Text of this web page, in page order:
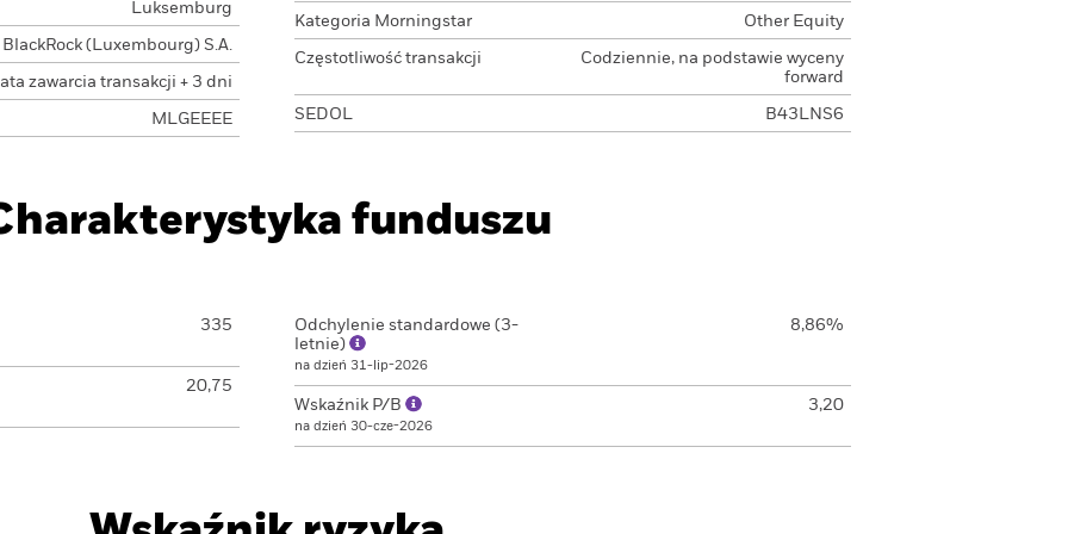
Luksemburg
BlackRock (Luxembourg) S.A.
zawarcia transakcji + 3 dni
MLGEEEE
Kategoria Morningstar Other Equity
Częstotliwość transakcji
Codziennie, na podstawie wyceny
forward
SEDOL B43LNS6
funduszu
335
20,75
Odchylenie standardowe (3-
letnie)
na dzień 31-lip-2026
8,86%
Wskaźnik P/B
na dzień 30-cze-2026
3,20